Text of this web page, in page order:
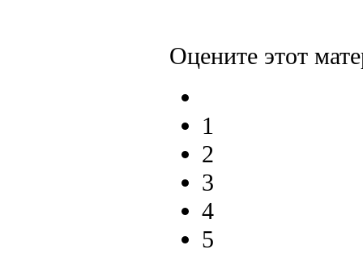
Оцените этот
1
2
3
4
5